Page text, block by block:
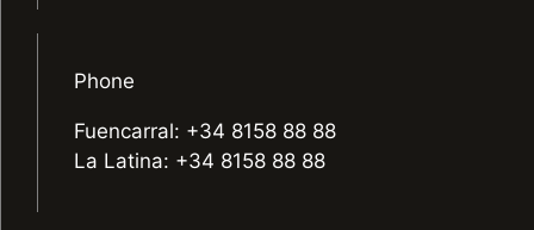
Phone
Fuencarral: +34 8158 88 88
La Latina: +34 8158 88 88